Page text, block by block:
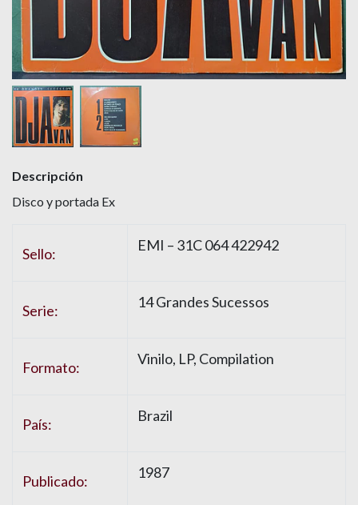
Descripción
Disco y portada Ex
Sello: EMI – 31C 064 422942
Serie: 14 Grandes Sucessos
Formato: Vinilo, LP, Compilation
País: Brazil
Publicado: 1987